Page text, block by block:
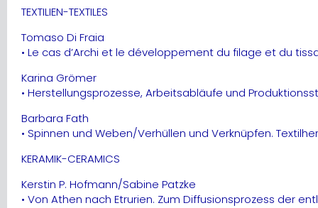
TEXTILIEN-TEXTILES
Tomaso Di Fraia
• Le cas d’Archi et le développement du filage et du
Karina Grömer
• Herstellungsprozesse, Arbeitsabläufe und
Barbara Fath
• Spinnen und Weben/Verhüllen und Verknüpfen.
KERAMIK-CERAMICS
Kerstin P. Hofmann/Sabine Patzke
• Von Athen nach Etrurien. Zum Diffusionsprozess der